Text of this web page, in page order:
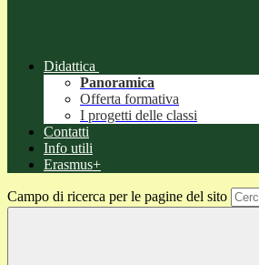
Didattica
Panoramica
Offerta formativa
I progetti delle classi
Contatti
Info utili
Erasmus+
Campo di ricerca per le pagine del sito